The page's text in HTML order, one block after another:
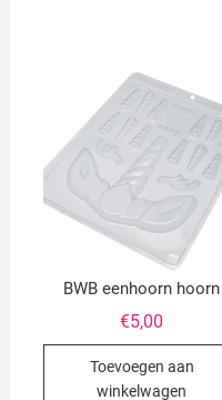
BWB eenhoorn hoorn
€5,00
Toevoegen aan
winkelwagen